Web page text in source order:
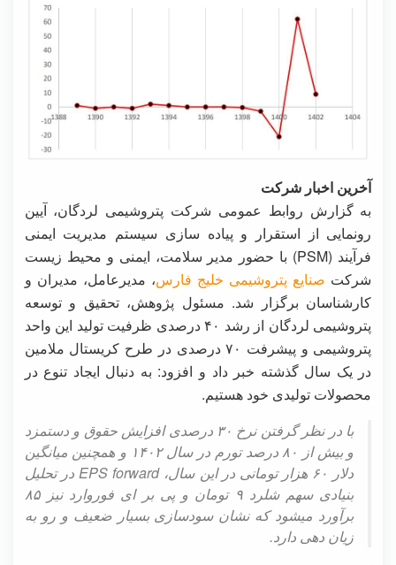
آخرین اخبار شرکت
به گزارش روابط عمومی شرکت پتروشیمی لردگان، آیین
رونمایی از استقرار و پیاده سازی سیستم مدیریت ایمنی
فرآیند (PSM) با حضور مدیر سلامت، ایمنی و محیط زیست
شرکت صنایع پتروشیمی خلیج فارس، مدیرعامل، مدیران و
کارشناسان برگزار شد. مسئول پژوهش، تحقیق و توسعه
پتروشیمی لردگان از رشد ۴۰ درصدی ظرفیت تولید این واحد
پتروشیمی و پیشرفت ۷۰ درصدی در طرح کریستال ملامین
در یک سال گذشته خبر داد و افزود: به دنبال ایجاد تنوع در
محصولات تولیدی خود هستیم.
با در نظر گرفتن نرخ ۳۰ درصدی افزایش حقوق و دستمزد
و بیش از ۸۰ درصد تورم در سال ۱۴۰۲ و همچنین میانگین
دلار ۶۰ هزار تومانی در این سال، EPS forward در تحلیل
بنیادی سهم شلرد ۹ تومان و پی بر ای فوروارد نیز ۸۵
برآورد میشود که نشان سودسازی بسیار ضعیف و رو به
زیان دهی دارد.